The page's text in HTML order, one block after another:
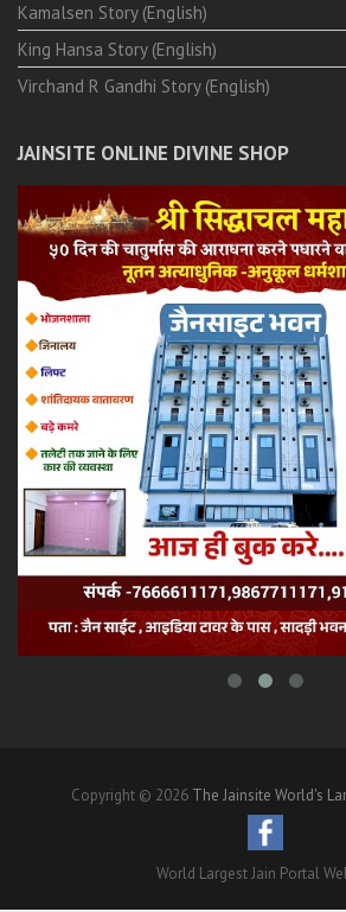
Kamalsen Story (English)
King Hansa Story (English)
Virchand R Gandhi Story (English)
JAINSITE ONLINE DIVINE SHOP
Copyright © 2026 The Jainsite World's
World Largest Jain Portal